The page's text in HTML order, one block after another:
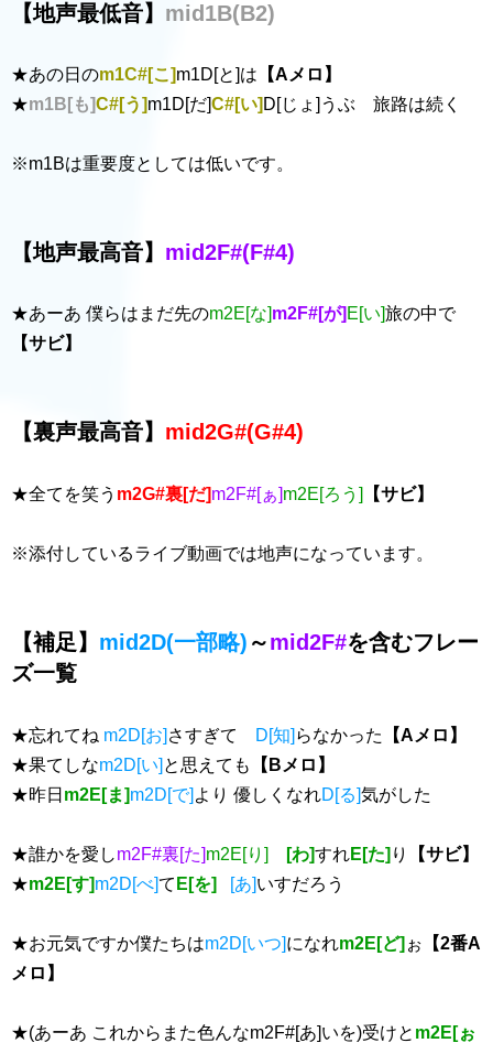
【地声最低音】 mid1B(B2)
★あの日のm1C#[こ]m1D[と]は 【Aメロ】
★m1B[も]C#[う]m1D[だ]C#[い] D[じょ]うぶ 旅路は続く
※m1Bは重要度としては低いです。
【地声最高音】 mid2F#(F#4)
★あーあ 僕らはまだ先のm2E[な]m2F#[が] E[い]旅の中で
【サビ】
【裏声最高音】 mid2G#(G#4)
★全てを笑う m2G#裏[だ]m2F#[ぁ]m2E[ろう] 【サビ】
※添付しているライブ動画では地声になっています。
【補足】 mid2D(一部略) ～mid2F#を含むフレー
ズ一覧
★忘れてね m2D[お] さすぎて D[知] らなかった
【Aメロ】
★果てしなm2D[い] と思えても
【Bメロ】
★昨日 m2E[ま]m2D[で] より 優しくなれD[る]気がした
★誰かを愛しm2F#裏[た]m2E[り] [わ]すれE[た] り
【サビ】
★m2E[す]m2D[べ]て E[を] [あ]いすだろう
★お元気ですか僕たちはm2D[いつ]になれm2E[ど] ぉ 【2番A
メロ】
★(あーあ これからまた色んなm2F#[あ]いを)受けと m2E[ぉ